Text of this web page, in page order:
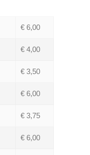
€ 6,00
€ 4,00
€ 3,50
€ 6,00
€ 3,75
€ 6,00